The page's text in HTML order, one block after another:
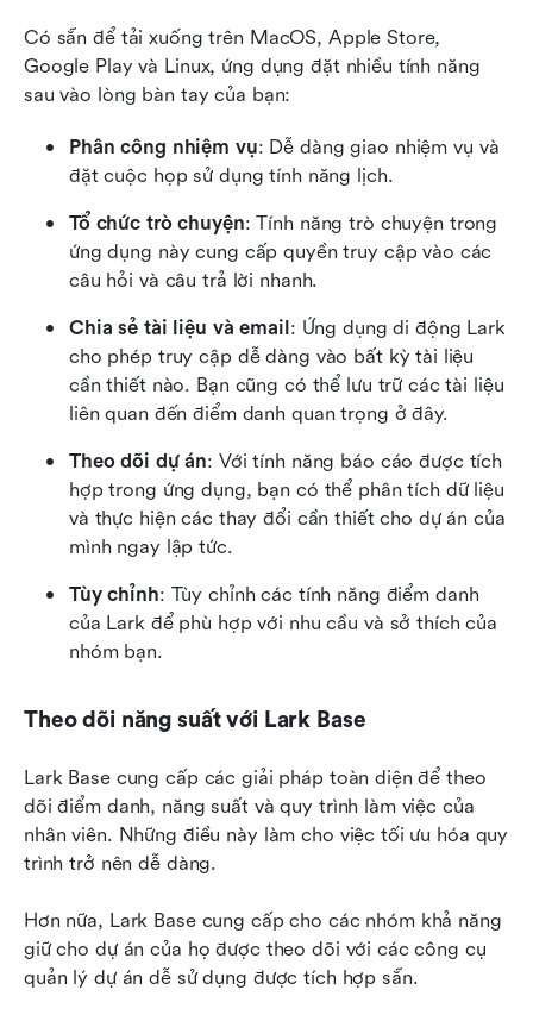
Có sẵn để tải xuống trên MacOS, Apple Store,
Google Play và Linux, ứng dụng đặt nhiều tính năng
sau vào lòng bàn tay của bạn:
Phân công nhiệm vụ: Dễ dàng giao nhiệm vụ và
đặt cuộc họp sử dụng tính năng lịch.
Tổ chức trò chuyện: Tính năng trò chuyện trong
ứng dụng này cung cấp quyền truy cập vào các
câu hỏi và câu trả lời nhanh.
Chia sẻ tài liệu và email : Ứng dụng di động Lark
cho phép truy cập dễ dàng vào bất kỳ tài liệu
cần thiết nào. Bạn cũng có thể lưu trữ các tài liệu
liên quan đến điểm danh quan trọng ở đây.
Theo dõi dự án: Với tính năng báo cáo được tích
hợp trong ứng dụng, bạn có thể phân tích dữ liệu
và thực hiện các thay đổi cần thiết cho dự án của
mình ngay lập tức.
Tùy chỉnh: Tùy chỉnh các tính năng điểm danh
của Lark để phù hợp với nhu cầu và sở thích của
nhóm bạn.
Theo dõi năng suất với Lark Base
Lark Base cung cấp các giải pháp toàn diện để theo
dõi điểm danh, năng suất và quy trình làm việc của
nhân viên. Những điều này làm cho việc tối ưu hóa quy
trình trở nên dễ dàng.
Hơn nữa, Lark Base cung cấp cho các nhóm khả năng
giữ cho dự án của họ được theo dõi với các công cụ
quản lý dự án dễ sử dụng được tích hợp sẵn.